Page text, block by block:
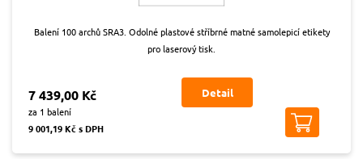
Balení 100 archů SRA3. Odolné plastové stříbrné matné samolepicí etikety
pro laserový tisk.
7 439,00 Kč
za 1 balení
9 001,19 Kč s DPH
Detail